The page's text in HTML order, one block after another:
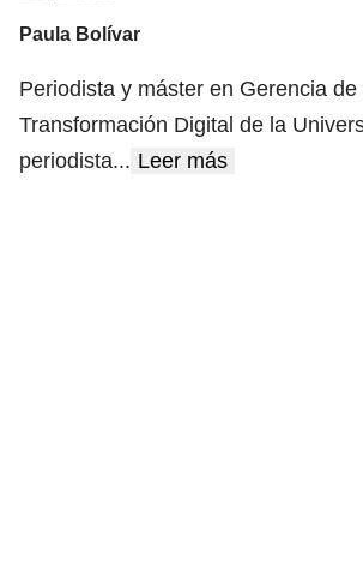
Paula Bolívar
Periodista y máster en Gerencia de
Transformación Digital de la
periodista... Leer más